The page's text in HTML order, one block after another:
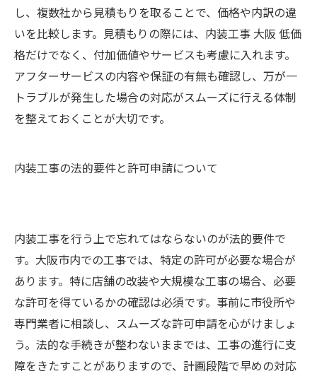
し、複数社から見積もりを取ることで、価格や内訳の違
いを比較します。見積もりの際には、内装工事 大阪 低価
格だけでなく、付加価値やサービスも考慮に入れます。
アフターサービスの内容や保証の有無も確認し、万が一
トラブルが発生した場合の対応がスムーズに行える体制
を整えておくことが大切です。
内装工事の法的要件と許可申請について
内装工事を行う上で忘れてはならないのが法的要件で
す。大阪市内での工事では、特定の許可が必要な場合が
あります。特に店舗の改装や大規模な工事の場合、必要
な許可を得ているかの確認は必須です。事前に市役所や
専門業者に相談し、スムーズな許可申請を心がけましょ
う。法的な手続きが整わないままでは、工事の進行に支
障をきたすことがありますので、計画段階で早めの対応